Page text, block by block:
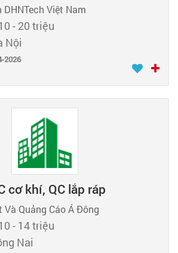
DHNTech Việt Nam
- 20 triệu
Nội
2026
cơ khí, QC lắp ráp
Và Quảng Cáo Á Đông
- 14 triệu
Nai